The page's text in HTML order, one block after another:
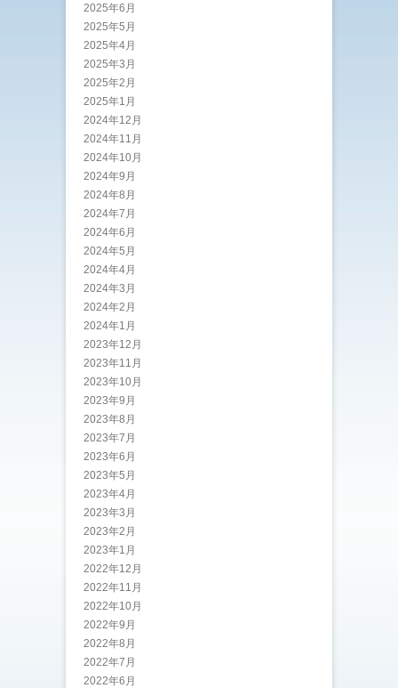
2025年6月
2025年5月
2025年4月
2025年3月
2025年2月
2025年1月
2024年12月
2024年11月
2024年10月
2024年9月
2024年8月
2024年7月
2024年6月
2024年5月
2024年4月
2024年3月
2024年2月
2024年1月
2023年12月
2023年11月
2023年10月
2023年9月
2023年8月
2023年7月
2023年6月
2023年5月
2023年4月
2023年3月
2023年2月
2023年1月
2022年12月
2022年11月
2022年10月
2022年9月
2022年8月
2022年7月
2022年6月